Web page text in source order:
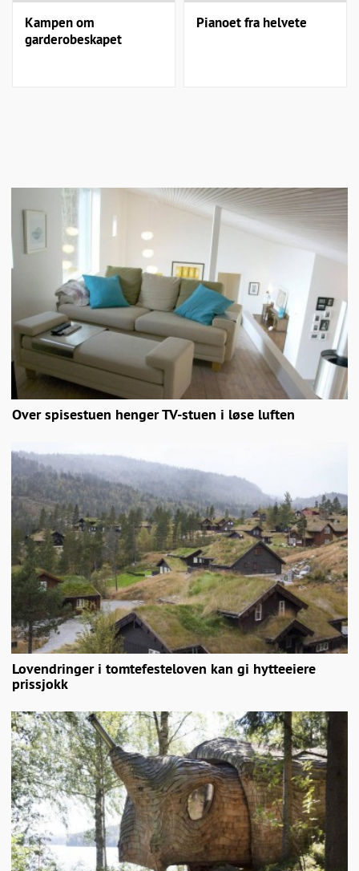
Kampen om
garderobeskapet
Pianoet fra helvete
Over spisestuen henger TV-stuen i løse luften
Lovendringer i tomtefesteloven kan gi hytteeiere
prissjokk